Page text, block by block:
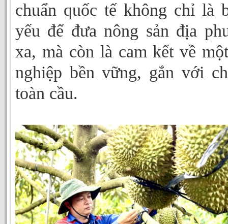
chuẩn quốc tế không chỉ là
yếu để đưa nông sản địa
xa, mà còn là cam kết về
nghiệp bền vững, gắn với
toàn cầu.